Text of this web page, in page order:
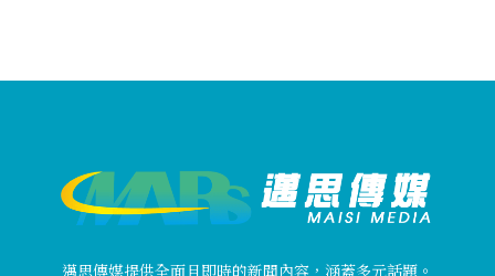
邁思傳媒提供全面且即時的新聞內容，涵蓋多元話題。